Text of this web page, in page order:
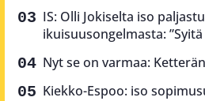
IS: Olli Jokiselta iso
ikuisuusongelmasta:
Nyt se on varmaa:
Kiekko-Espoo: iso